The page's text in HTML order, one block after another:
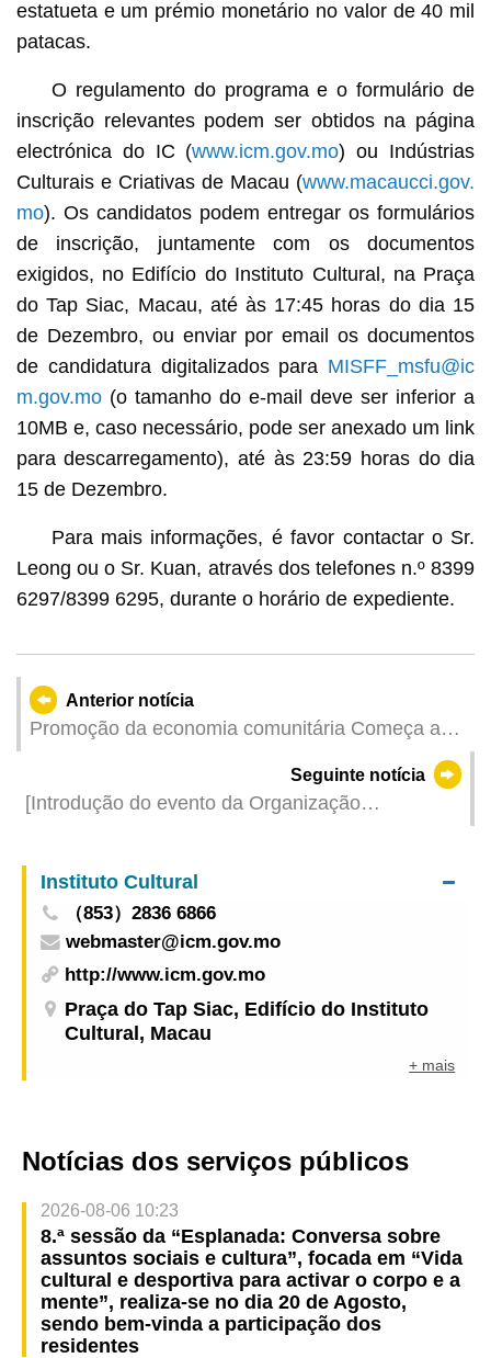
estatueta e um prémio monetário no valor de 40 mil
patacas.
O regulamento do programa e o formulário de
inscrição relevantes podem ser obtidos na página
electrónica do IC (www.icm.gov.mo) ou Indústrias
Culturais e Criativas de Macau (www.macaucci.gov.
mo). Os candidatos podem entregar os formulários
de inscrição, juntamente com os documentos
exigidos, no Edifício do Instituto Cultural, na Praça
do Tap Siac, Macau, até às 17:45 horas do dia 15
de Dezembro, ou enviar por email os documentos
de candidatura digitalizados para MISFF_msfu@ic
m.gov.mo(o tamanho do e-mail deve ser inferior a
10MB e, caso necessário, pode ser anexado um link
para descarregamento), até às 23:59 horas do dia
15 de Dezembro.
Para mais informações, é favor contactar o Sr.
Leong ou o Sr. Kuan, através dos telefones n.º 8399
6297/8399 6295, durante o horário de expediente.
Anterior notícia
Promoção da economia comunitária Começa a
características próprias” por influenciadores
digitais para atrair clientes em conjugação com
Seguinte notícia
[Introdução do evento da Organização
2023 terá lugar em Macau entre 21 e 22 de
Novembro
Instituto Cultural
（853）2836 6866
webmaster@icm.gov.mo
http://www.icm.gov.mo
Praça do Tap Siac, Edifício do Instituto
Cultural, Macau
+ mais
Notícias dos serviços públicos
2026-08-06 10:23
8.ª sessão da “Esplanada: Conversa sobre
assuntos sociais e cultura”, focada em “Vida
cultural e desportiva para activar o corpo e a
mente”, realiza-se no dia 20 de Agosto,
sendo bem-vinda a participação dos
residentes